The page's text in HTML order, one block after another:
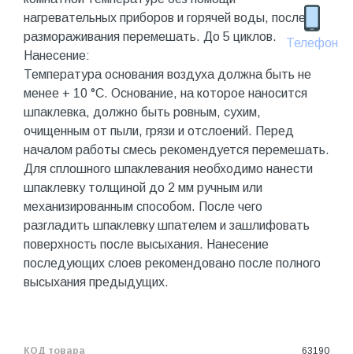
Телефон
нагревательных приборов и горячей воды, после
размораживания перемешать. До 5 циклов.
Нанесение:
Температура основания воздуха должна быть не
менее + 10 °С. Основание, на которое наносится
шпаклевка, должно быть ровным, сухим,
очищенным от пыли, грязи и отслоений. Перед
началом работы смесь рекомендуется перемешать.
Для сплошного шпаклевания необходимо нанести
шпаклевку толщиной до 2 мм ручным или
механизированным способом. После чего
разгладить шпаклевку шпателем и зашлифовать
поверхность после высыхания. Нанесение
последующих слоев рекомендовано после полного
высыхания предыдущих.
КОД товара
63190